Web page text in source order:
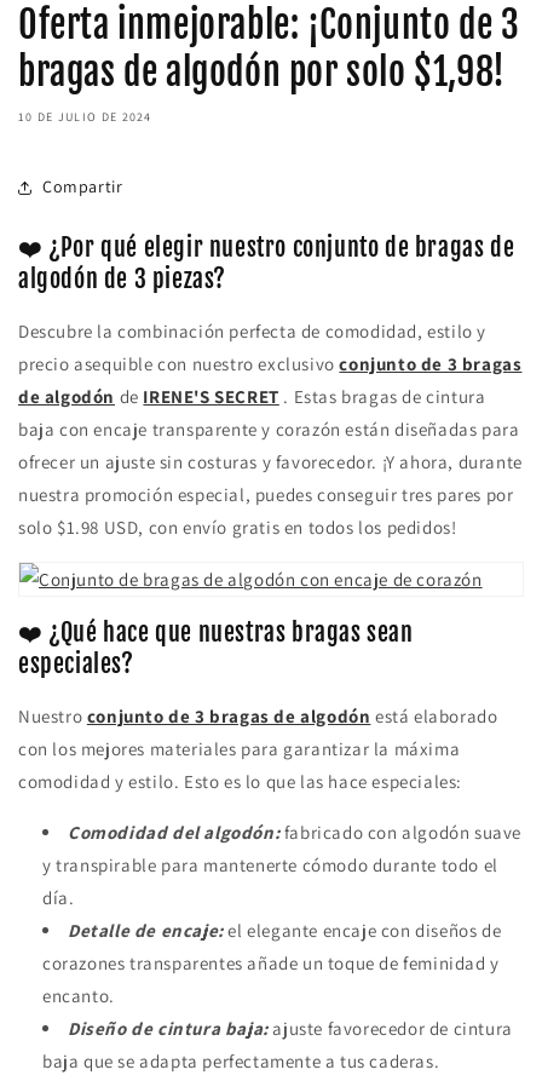
Oferta inmejorable: ¡Conjunto de 3
bragas de algodón por solo $1,98!
10 DE JULIO DE 2024
Compartir
❤️ ¿Por qué elegir nuestro conjunto de bragas de
algodón de 3 piezas?
Descubre la combinación perfecta de comodidad, estilo y
precio asequible con nuestro exclusivoconjunto de 3 bragas
de algodón de IRENE'S SECRET . Estas bragas de cintura
baja con encaje transparente y corazón están diseñadas para
ofrecer un ajuste sin costuras y favorecedor. ¡Y ahora, durante
nuestra promoción especial, puedes conseguir tres pares por
solo $1.98 USD, con envío gratis en todos los pedidos!
❤️ ¿Qué hace que nuestras bragas sean
especiales?
Nuestro conjunto de 3 bragas de algodón está elaborado
con los mejores materiales para garantizar la máxima
comodidad y estilo. Esto es lo que las hace especiales:
Comodidad del algodón:fabricado con algodón suave
y transpirable para mantenerte cómodo durante todo el
día.
Detalle de encaje:el elegante encaje con diseños de
corazones transparentes añade un toque de feminidad y
encanto.
Diseño de cintura baja:ajuste favorecedor de cintura
baja que se adapta perfectamente a tus caderas.